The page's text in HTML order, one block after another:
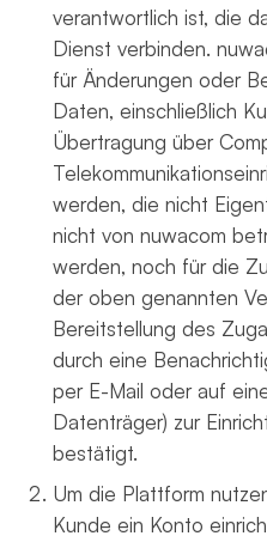
verantwortlich ist, die
Dienst verbinden.
für Änderungen oder
Daten, einschließlich
Übertragung über
werden, die nicht
nicht von nuwacom
werden, noch für die
der oben genannten
Bereitstellung des
durch eine
per E-Mail oder auf
Datenträger) zur
bestätigt.
Um die Plattform
Kunde ein Konto